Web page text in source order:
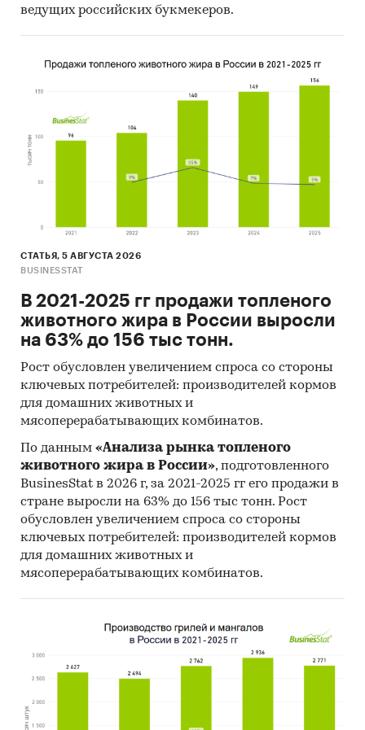
ведущих российских букмекеров.
СТАТЬЯ, 5 АВГУСТА 2026
BUSINESSTAT
В 2021-2025 гг продажи топленого
животного жира в России выросли
на 63% до 156 тыс тонн.
Рост обусловлен увеличением спроса со стороны
ключевых потребителей: производителей кормов
для домашних животных и
мясоперерабатывающих комбинатов.
По данным «Анализа рынка топленого
животного жира в России», подготовленного
BusinesStat в 2026 г, за 2021-2025 гг его продажи в
стране выросли на 63% до 156 тыс тонн. Рост
обусловлен увеличением спроса со стороны
ключевых потребителей: производителей кормов
для домашних животных и
мясоперерабатывающих комбинатов.